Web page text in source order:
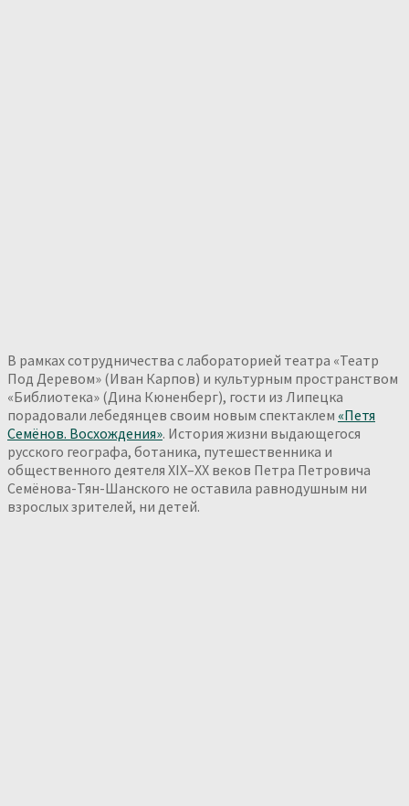
В рамках сотрудничества с лабораторией театра «Театр
Под Деревом» (Иван Карпов) и культурным пространством
«Библиотека» (Дина Кюненберг), гости из Липецка
порадовали лебедянцев своим новым спектаклем «Петя
Семёнов. Восхождения». История жизни выдающегося
русского географа, ботаника, путешественника и
общественного деятеля XIX–XX веков Петра Петровича
Семёнова-Тян-Шанского не оставила равнодушным ни
взрослых зрителей, ни детей.